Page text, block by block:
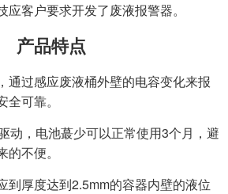
客户要求开发了废液报警器。
产品特点
通过感应废液桶外壁的电容变化来报
可靠。
动，电池蕞少可以正常使用3个月，避
不便。
到厚度达到2.5mm的容器内壁的液位